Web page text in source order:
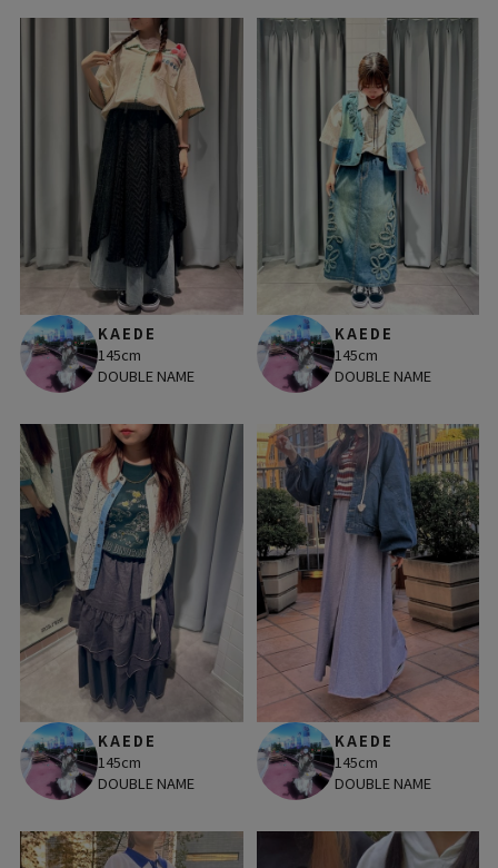
KAEDE
145cm
DOUBLE NAME
KAEDE
145cm
DOUBLE NAME
KAEDE
145cm
DOUBLE NAME
KAEDE
145cm
DOUBLE NAME